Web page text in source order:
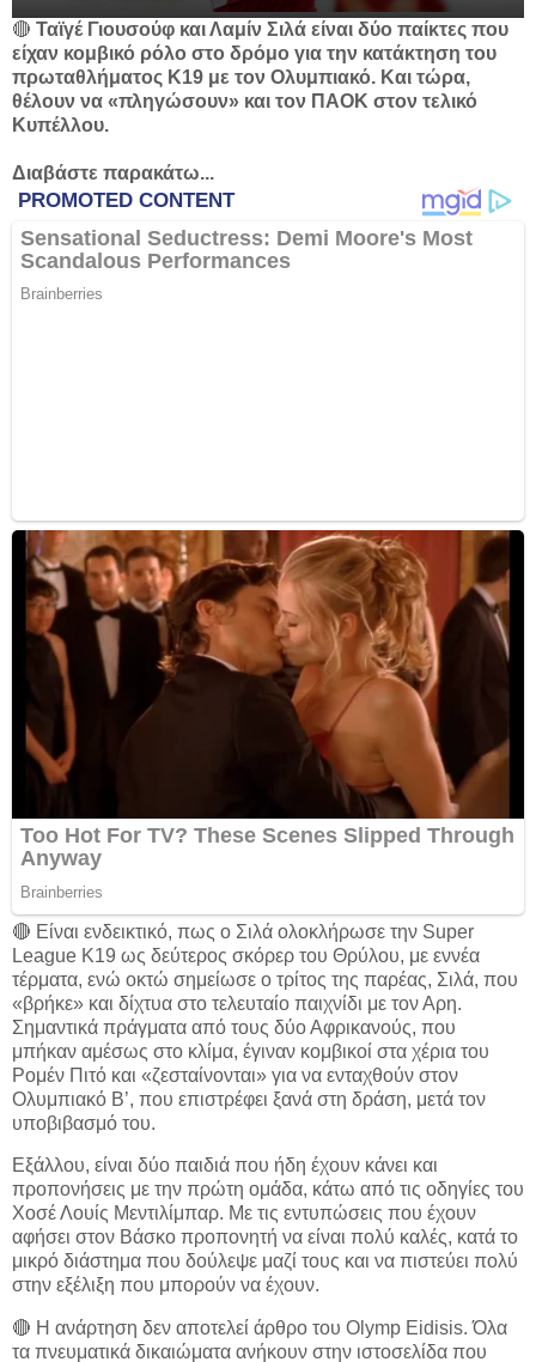
🔴 Ταϊγέ Γιουσούφ και Λαμίν Σιλά είναι δύο παίκτες που
είχαν κομβικό ρόλο στο δρόμο για την κατάκτηση του
πρωταθλήματος Κ19 με τον Ολυμπιακό. Και τώρα,
θέλουν να «πληγώσουν» και τον ΠΑΟΚ στον τελικό
Κυπέλλου.
Διαβάστε παρακάτω...
🔴 Είναι ενδεικτικό, πως ο Σιλά ολοκλήρωσε την Super
League K19 ως δεύτερος σκόρερ του Θρύλου, με εννέα
τέρματα, ενώ οκτώ σημείωσε ο τρίτος της παρέας, Σιλά, που
«βρήκε» και δίχτυα στο τελευταίο παιχνίδι με τον Αρη.
Σημαντικά πράγματα από τους δύο Αφρικανούς, που
μπήκαν αμέσως στο κλίμα, έγιναν κομβικοί στα χέρια του
Ρομέν Πιτό και «ζεσταίνονται» για να ενταχθούν στον
Ολυμπιακό Β’, που επιστρέφει ξανά στη δράση, μετά τον
υποβιβασμό του.
Εξάλλου, είναι δύο παιδιά που ήδη έχουν κάνει και
προπονήσεις με την πρώτη ομάδα, κάτω από τις οδηγίες του
Χοσέ Λουίς Μεντιλίμπαρ. Με τις εντυπώσεις που έχουν
αφήσει στον Βάσκο προπονητή να είναι πολύ καλές, κατά το
μικρό διάστημα που δούλεψε μαζί τους και να πιστεύει πολύ
στην εξέλιξη που μπορούν να έχουν.
🔴 Η ανάρτηση δεν αποτελεί άρθρο του Olymp Eidisis. Όλα
τα πνευματικά δικαιώματα ανήκουν στην ιστοσελίδα που